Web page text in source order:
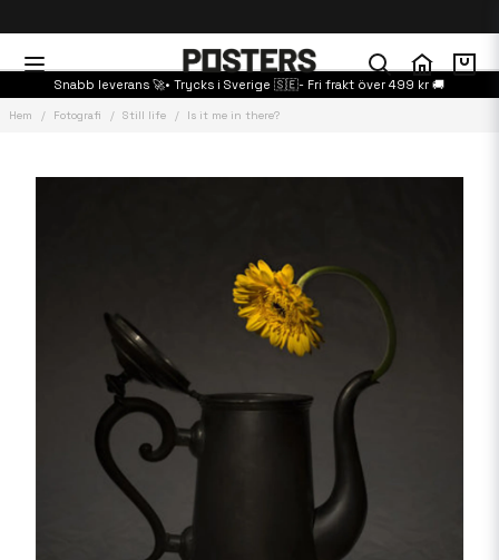
Snabb leverans 🚀• Trycks i Sverige 🇸🇪- Fri frakt över 499 kr 🚚
Hem Fotografi Still life Is it me in there?